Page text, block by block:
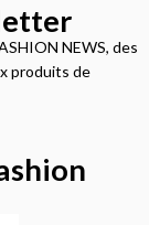
NEWS, des
produits de